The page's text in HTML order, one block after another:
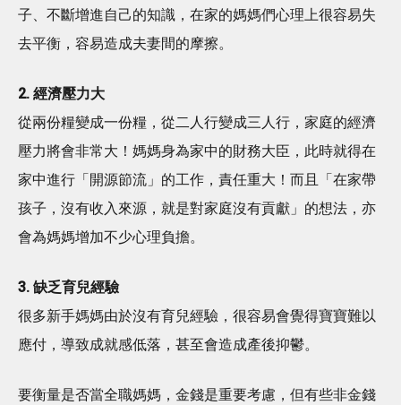
子、不斷增進自己的知識，在家的媽媽們心理上很容易失
去平衡，容易造成夫妻間的摩擦。
2. 經濟壓力大
從兩份糧變成一份糧，從二人行變成三人行，家庭的經濟
壓力將會非常大！媽媽身為家中的財務大臣，此時就得在
家中進行「開源節流」的工作，責任重大！而且「在家帶
孩子，沒有收入來源，就是對家庭沒有貢獻」的想法，亦
會為媽媽增加不少心理負擔。
3. 缺乏育兒經驗
很多新手媽媽由於沒有育兒經驗，很容易會覺得寶寶難以
應付，導致成就感低落，甚至會造成產後抑鬱。
要衡量是否當全職媽媽，金錢是重要考慮，但有些非金錢